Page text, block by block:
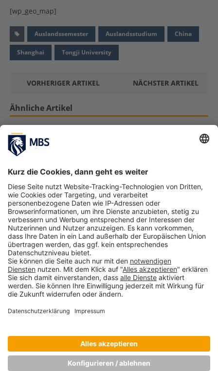
[wp_geo_map]
Auslandssemester Auslandsstudium China
Shanghai Tongji University
VORHERIGER ARTIKEL NÄCHSTER ARTIKEL
Ähnliche Artikel
Arbeitnehmer in deutschen Unternehmen in
China
Prof. Dr. Christian Schmidkonz, Felix Behringer
August 16, 2017
Eine komplexe Partnerschaft meistern: Die
deutsch-chinesischen
Wirtschaftsbeziehungen erkunden
Dezember 20, 2024